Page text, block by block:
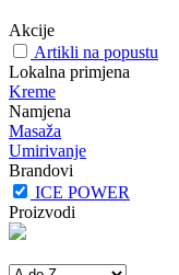
Akcije
Artikli na popustu
Lokalna primjena
Kreme
Namjena
Masaža
Umirivanje
Brandovi
ICE POWER
Proizvodi